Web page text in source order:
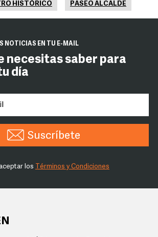
HISTÓRICO PASEO ALCALDE
NOTICIAS EN TU E-MAIL
necesitas saber para
día
Suscríbete
los Términos y Condiciones